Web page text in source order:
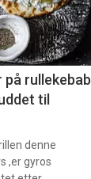
på rullekebab
til
denne
,er gyros